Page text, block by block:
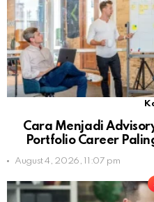
Cara Menjadi
Portfolio Career
August 4, 2026, 11:07 pm